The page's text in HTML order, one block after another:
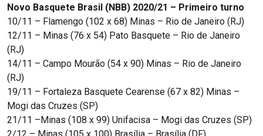
Novo Basquete Brasil (NBB) 2020/21 – Primeiro turno
10/11 – Flamengo (102 x 68) Minas – Rio de Janeiro (RJ)
12/11 – Minas (76 x 54) Pato Basquete – Rio de Janeiro
(RJ)
14/11 – Campo Mourão (54 x 90) Minas – Rio de Janeiro
(RJ)
19/11 – Fortaleza Basquete Cearense (67 x 82) Minas –
Mogi das Cruzes (SP)
21/11 –Minas (108 x 99) Unifacisa – Mogi das Cruzes (SP)